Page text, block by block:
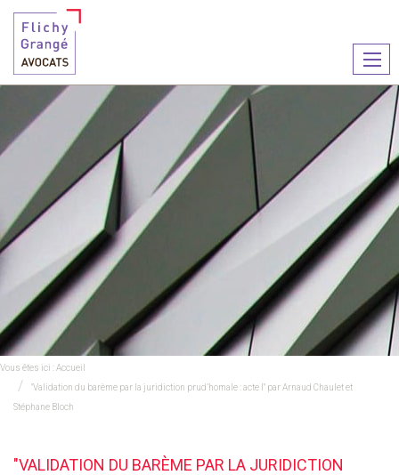
le
Vous êtes ici :Accueil
"Validation du barème par la juridiction prud’homale : acte I" par Arnaud Chaulet et
Stéphane Bloch
"VALIDATION DU BARÈME PAR LA JURIDICTION